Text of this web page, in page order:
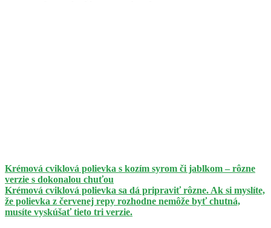
Krémová cviklová polievka s kozím syrom či jablkom – rôzne
verzie s dokonalou chuťou
Krémová cviklová polievka sa dá pripraviť rôzne. Ak si myslíte,
že polievka z červenej repy rozhodne nemôže byť chutná,
musíte vyskúšať tieto tri verzie.